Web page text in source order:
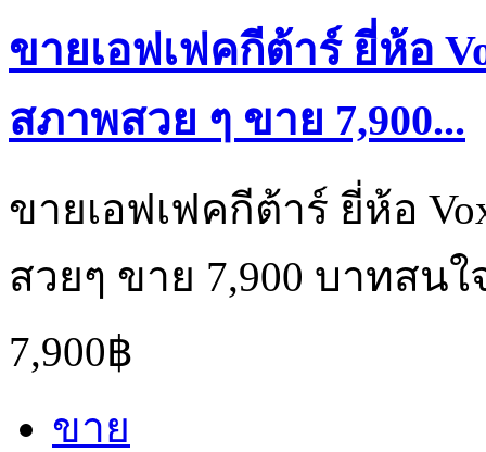
ขายเอฟเฟคกีต้าร์ ยี่ห้อ
สภาพสวย ๆ ขาย 7,900...
ขายเอฟเฟคกีต้าร์ ยี่ห้อ
สวยๆ ขาย 7,900 บาทสนใ
7,900฿
ขาย